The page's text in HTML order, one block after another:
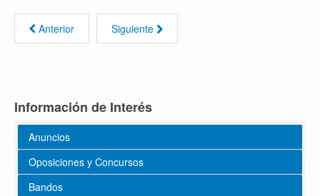
Anterior Siguiente
Información de Interés
Anuncios
Oposiciones y Concursos
Bandos